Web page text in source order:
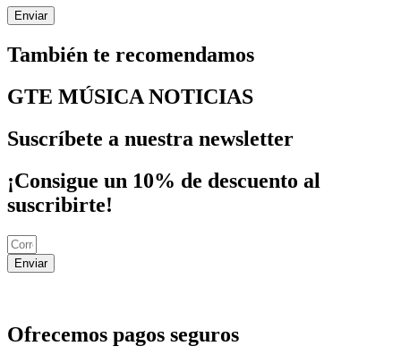
También te recomendamos
GTE MÚSICA NOTICIAS
Suscríbete a nuestra newsletter
¡Consigue un 10% de descuento al
suscribirte!
Enviar
Ofrecemos pagos seguros